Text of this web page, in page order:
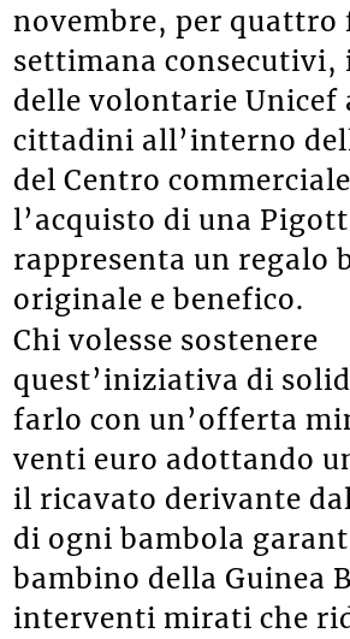
novembre, per quattro
settimana consecutivi,
delle volontarie Unicef
cittadini all’interno
del Centro
l’acquisto di una
rappresenta un regalo
originale e benefico.
Chi volesse sostenere
quest’iniziativa di
farlo con un’offerta
venti euro adottando
il ricavato derivante
di ogni bambola
bambino della Guinea
interventi mirati che